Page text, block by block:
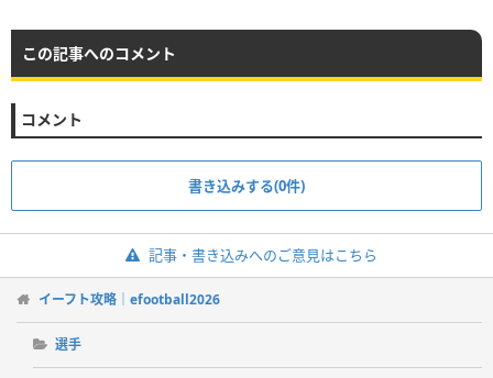
この記事へのコメント
コメント
書き込みする(0件)
記事・書き込みへのご意見はこちら
イーフト攻略｜efootball2026
選手